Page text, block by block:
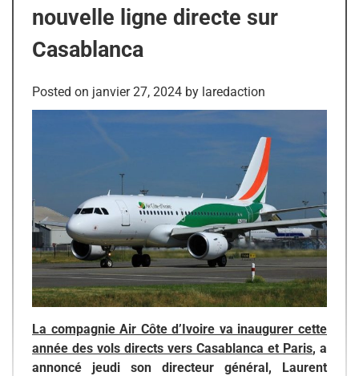
nouvelle ligne directe sur
Casablanca
Posted on janvier 27, 2024 by laredaction
La compagnie Air Côte d’Ivoire va inaugurer cette
année des vols directs vers Casablanca et Paris, a
annoncé jeudi son directeur général, Laurent